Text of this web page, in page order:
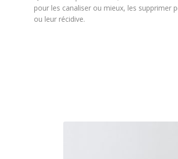
pour les canaliser ou mieux, les supprimer
ou leur récidive.